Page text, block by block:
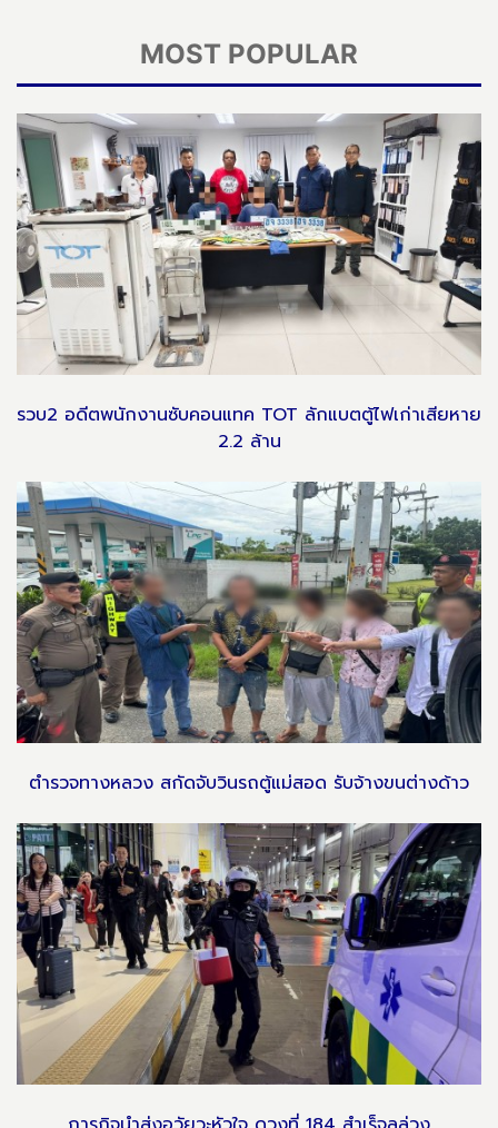
MOST POPULAR
รวบ2 อดีตพนักงานซับคอนแทค TOT ลักแบตตู้ไฟเก่าเสียหาย
2.2 ล้าน
ตำรวจทางหลวง สกัดจับวินรถตู้แม่สอด รับจ้างขนต่างด้าว